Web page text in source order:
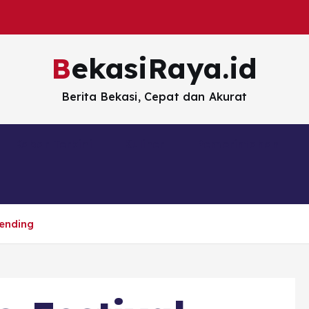
BekasiRaya.id
Berita Bekasi, Cepat dan Akurat